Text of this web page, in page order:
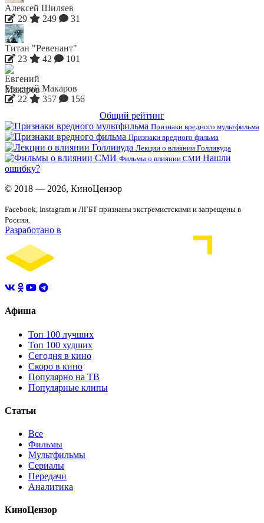
Алексей Шиляев
29
249 31
Титан "Ревенант"
23
42 101
Евгений Макаров
22
357
156
Общий рейтинг
Признаки вредного мультфильма
Признаки вредного фильма
Лекции о влиянии Голливуда
Фильмы о влиянии СМИ Нашли
ошибку?
© 2018 — 2026, КиноЦензор
Facebook, Instagram и ЛГБТ признаны экстремистскими и запрещены в
России.
Разработано в
Афиша
Топ 100 лучших
Топ 100 худших
Сегодня в кино
Скоро в кино
Популярно на ТВ
Популярные клипы
Статьи
Все
Фильмы
Мультфильмы
Сериалы
Передачи
Аналитика
КиноЦензор